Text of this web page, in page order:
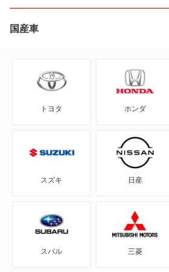
YRV
アトレー7
アトレーワゴン
ウェイク
国産車
トヨタ ホンダ
スズキ 日産
スバル 三菱